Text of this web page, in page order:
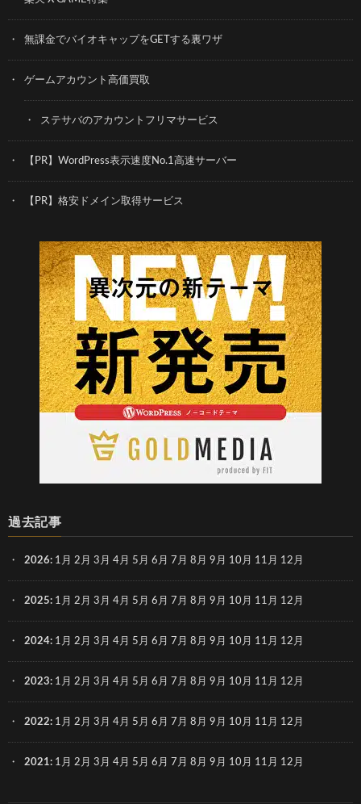
無課金でバイオキャップをGETする裏ワザ
ゲームアカウント高価買取
ステサバのアカウントフリマサービス
【PR】WordPress表示速度No.1高速サーバー
【PR】格安ドメイン取得サービス
過去記事
2026: 1月 2月 3月 4月 5月 6月 7月 8月 9月 10月 11月 12月
2025: 1月 2月 3月 4月 5月 6月 7月 8月 9月 10月 11月 12月
2024: 1月 2月 3月 4月 5月 6月 7月 8月 9月 10月 11月 12月
2023: 1月 2月 3月 4月 5月 6月 7月 8月 9月 10月 11月 12月
2022: 1月 2月 3月 4月 5月 6月 7月 8月 9月 10月 11月 12月
2021: 1月 2月 3月 4月 5月 6月 7月 8月 9月 10月 11月 12月